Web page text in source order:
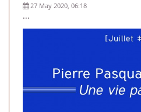
27 May 2020, 06:18
...